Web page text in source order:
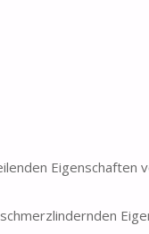
Eigenschaften